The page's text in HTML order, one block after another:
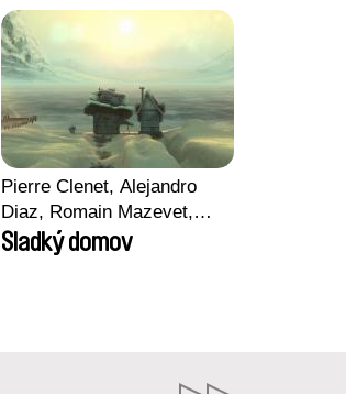
Pierre Clenet, Alejandro
Diaz, Romain Mazevet,
Stéphane Paccolat
Sladký domov